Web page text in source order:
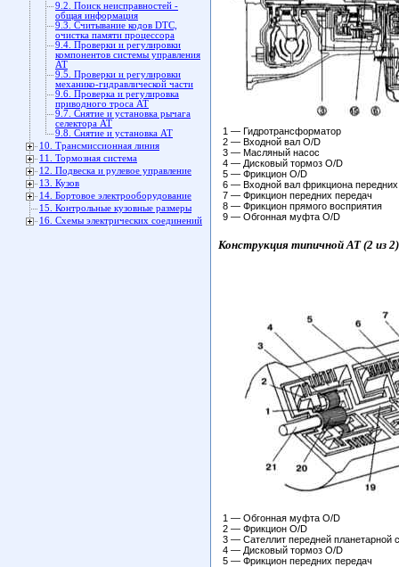
9.2. Поиск неисправностей -
общая информация
9.3. Считывание кодов DTC,
очистка памяти процессора
9.4. Проверки и регулировки
компонентов системы управления
АТ
9.5. Проверки и регулировки
механико-гидравлической части
9.6. Проверка и регулировка
приводного троса АТ
9.7. Снятие и установка рычага
селектора АТ
9.8. Снятие и установка АТ
10. Трансмиссионная линия
11. Тормозная система
12. Подвеска и рулевое управление
13. Кузов
14. Бортовое электрооборудование
15. Контрольные кузовные размеры
16. Схемы электрических соединений
1 — Гидротрансформатор
2 — Входной вал O/D
3 — Масляный насос
4 — Дисковый тормоз O/D
5 — Фрикцион O/D
6 — Входной вал фрикциона
7 — Фрикцион передних передач
8 — Фрикцион прямого восприятия
9 — Обгонная муфта O/D
Конструкция типичной АТ (2 из 2)
1 — Обгонная муфта O/D
2 — Фрикцион O/D
3 — Сателлит передней планетарной
4 — Дисковый тормоз O/D
5 — Фрикцион передних передач